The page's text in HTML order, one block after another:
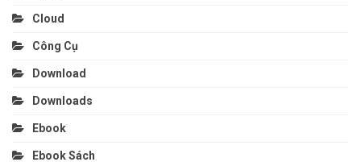
Cloud
Công Cụ
Download
Downloads
Ebook
Ebook Sách